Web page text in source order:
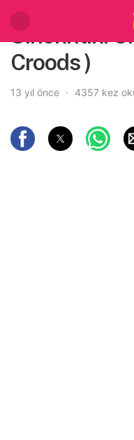
Sinekritik:
Croods )
13 yıl önce 4357 kez